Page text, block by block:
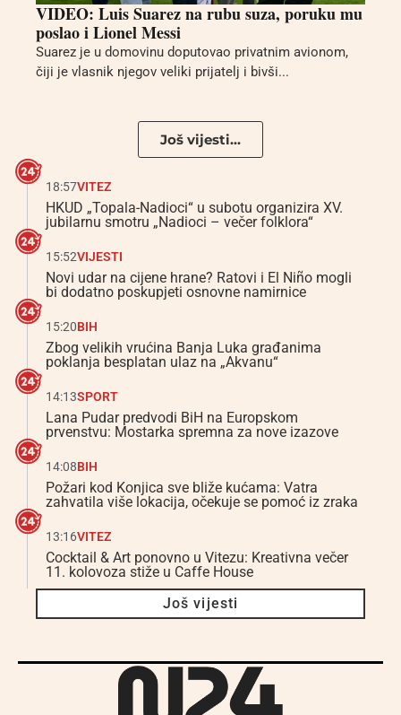
VIDEO: Luis Suarez na rubu suza, poruku mu
poslao i Lionel Messi
Suarez je u domovinu doputovao privatnim avionom,
čiji je vlasnik njegov veliki prijatelj i bivši...
Još vijesti...
18:57VITEZ
HKUD „Topala-Nadioci“ u subotu organizira XV.
jubilarnu smotru „Nadioci – večer folklora“
15:52VIJESTI
Novi udar na cijene hrane? Ratovi i El Niño mogli
bi dodatno poskupjeti osnovne namirnice
15:20BIH
Zbog velikih vrućina Banja Luka građanima
poklanja besplatan ulaz na „Akvanu“
14:13SPORT
Lana Pudar predvodi BiH na Europskom
prvenstvu: Mostarka spremna za nove izazove
14:08BIH
Požari kod Konjica sve bliže kućama: Vatra
zahvatila više lokacija, očekuje se pomoć iz zraka
13:16VITEZ
Cocktail & Art ponovno u Vitezu: Kreativna večer
11. kolovoza stiže u Caffe House
Još vijesti